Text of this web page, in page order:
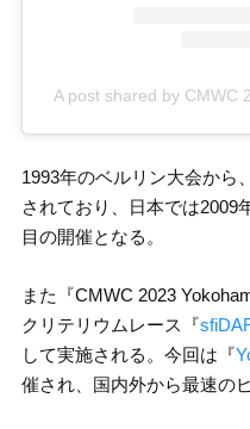
A post shared by CMWC
1993年のベルリン大会から
されており、日本では2009
目の開催となる。
また『CMWC 2023
クリテリウムレース『
して実施される。今回は『
催され、国内外から最速の